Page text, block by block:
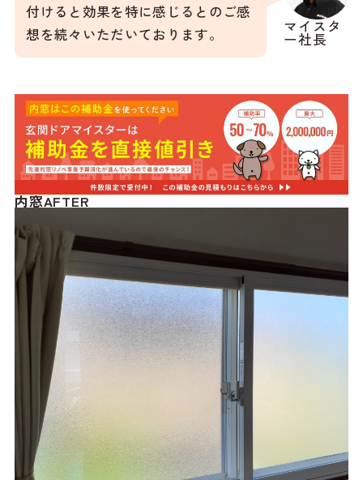
マイスタ
ー社長
付けると効果を特に感じるとのご感
想を続々いただいております。
内窓AFTER